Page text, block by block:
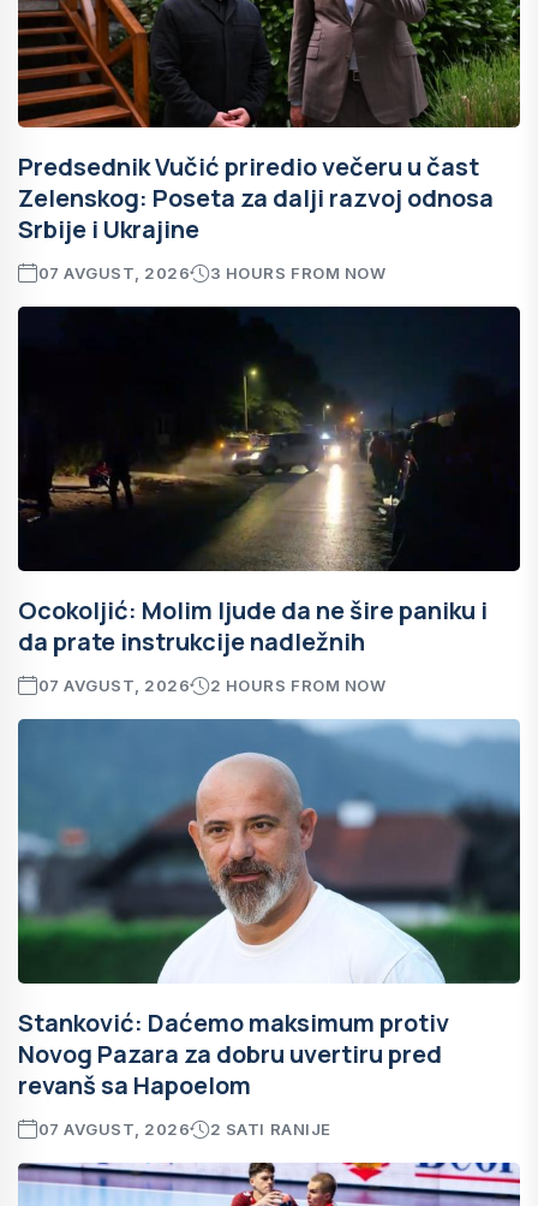
Predsednik Vučić priredio večeru u čast
Zelenskog: Poseta za dalji razvoj odnosa
Srbije i Ukrajine
07 AVGUST, 2026 3 HOURS FROM NOW
Ocokoljić: Molim ljude da ne šire paniku i
da prate instrukcije nadležnih
07 AVGUST, 2026 2 HOURS FROM NOW
Stanković: Daćemo maksimum protiv
Novog Pazara za dobru uvertiru pred
revanš sa Hapoelom
07 AVGUST, 2026 2 SATI RANIJE